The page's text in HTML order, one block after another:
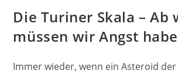
Die Turiner Skala – Ab
müssen wir Angst
Immer wieder, wenn ein Asteroid